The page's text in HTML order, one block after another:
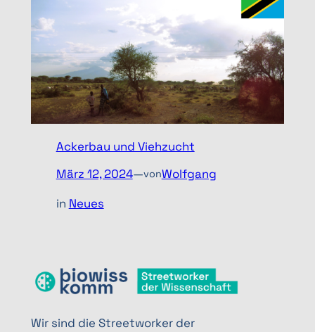
Ackerbau und Viehzucht
März 12, 2024—vonWolfgang
in Neues
Wir sind die Streetworker der